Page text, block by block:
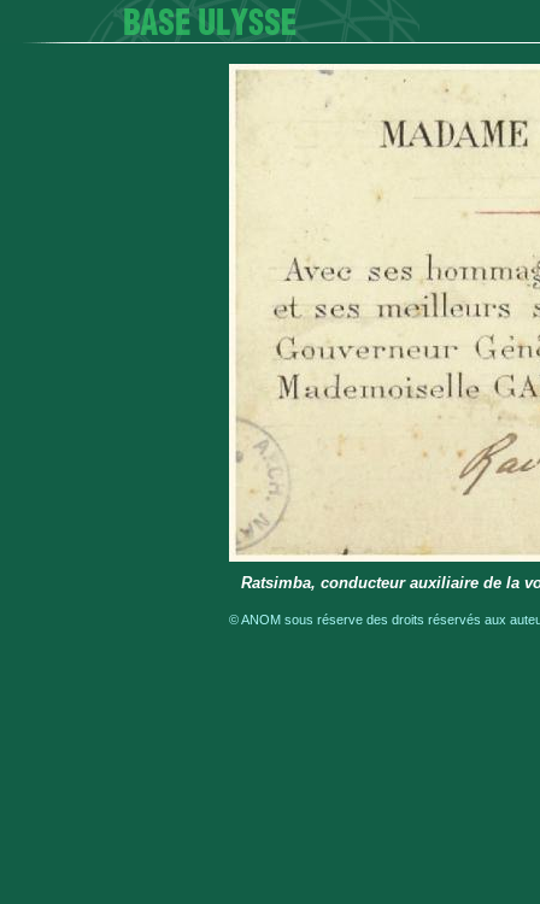
Ratsimba, conducteur auxiliaire de la
© ANOM sous réserve des droits réservés aux